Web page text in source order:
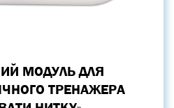
МОДУЛЬ ДЛЯ
ТРЕНАЖЕРА